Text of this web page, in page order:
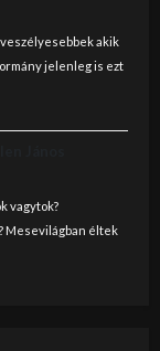
akik
jelenleg is ezt
vagytok?
Mesevilágban éltek